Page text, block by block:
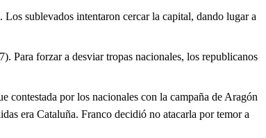
sublevados intentaron cercar la capital, dando lugar a
Para forzar a desviar tropas nacionales, los republicanos
por los nacionales con la campaña de Aragón
era Cataluña. Franco decidió no atacarla por temor a